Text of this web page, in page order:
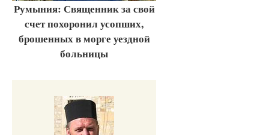
Румыния: Священник за свой
счет похоронил усопших,
брошенных в морге уездной
больницы